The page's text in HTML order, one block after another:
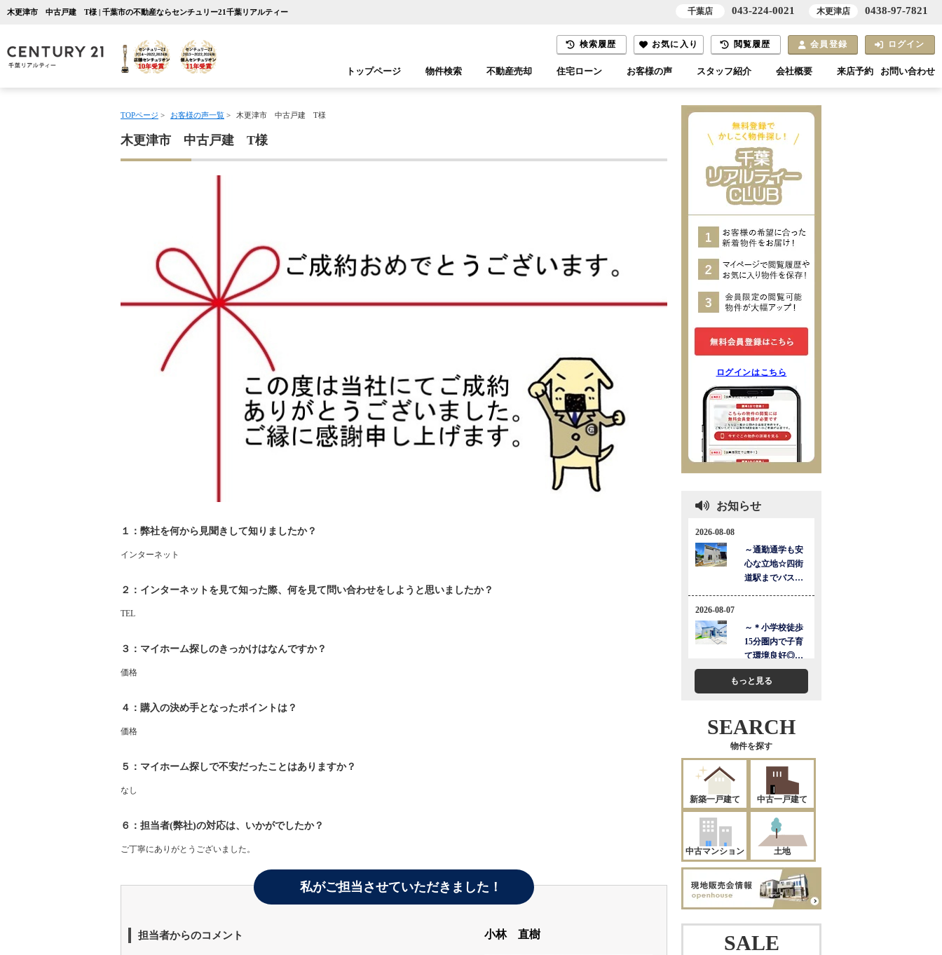
木更津市 中古戸建 T様 | 千葉市の不動産ならセンチュリー21千葉リアルティー
検索履歴 お気に入り 閲覧履歴 会員登録 ログイン
トップページ 物件検索
千葉エリア
不動産売却 住宅ローン お客様の声 スタッフ紹介 会社概要 来店予約 お問い合わせ
TOPページ > お客様の声一覧 > 木更津市 中古戸建 T様
木更津市 中古戸建 T様
１：弊社を何から見聞きして知りましたか？
インターネット
２：インターネットを見て知った際、何を見て問い合わせをしようと思いましたか？
TEL
３：マイホーム探しのきっかけはなんですか？
価格
４：購入の決め手となったポイントは？
価格
５：マイホーム探しで不安だったことはありますか？
なし
６：担当者(弊社)の対応は、いかがでしたか？
ご丁寧にありがとうございました。
私がご担当させていただきました！
担当者からのコメント 小林 直樹
ログインはこちら
お知らせ
もっと見る
SEARCH
物件を探す
新築一戸建て 中古一戸建て
中古マンション 土地
SALE
千葉店 043-224-0021 木更津店 0438-97-7821